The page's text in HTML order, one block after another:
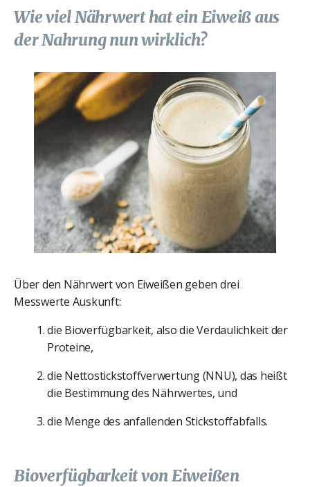
Wie viel Nährwert hat ein Eiweiß aus
der Nahrung nun wirklich?
Über den Nährwert von Eiweißen geben drei
Messwerte Auskunft:
die Bioverfügbarkeit, also die Verdaulichkeit der
Proteine,
die Nettostickstoffverwertung (NNU), das heißt
die Bestimmung des Nährwertes, und
die Menge des anfallenden Stickstoffabfalls.
Bioverfügbarkeit von Eiweißen